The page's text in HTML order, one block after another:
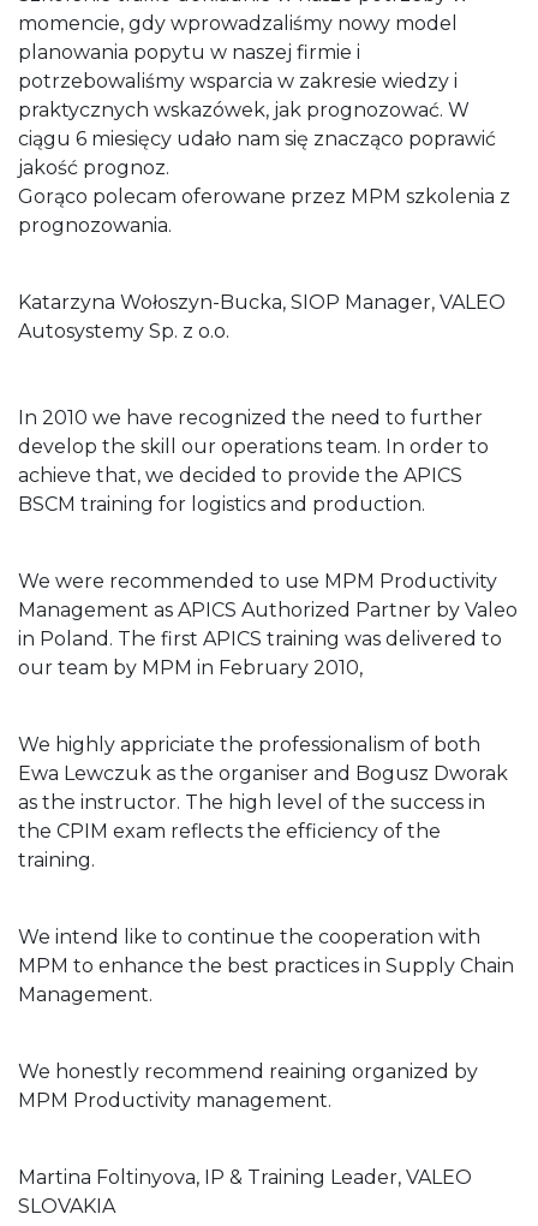
momencie, gdy wprowadzaliśmy nowy model
planowania popytu w naszej firmie i
potrzebowaliśmy wsparcia w zakresie wiedzy i
praktycznych wskazówek, jak prognozować. W
ciągu 6 miesięcy udało nam się znacząco poprawić
jakość prognoz.
Gorąco polecam oferowane przez MPM szkolenia z
prognozowania.
Katarzyna Wołoszyn-Bucka, SIOP Manager, VALEO
Autosystemy Sp. z o.o.
In 2010 we have recognized the need to further
develop the skill our operations team. In order to
achieve that, we decided to provide the APICS
BSCM training for logistics and production.
We were recommended to use MPM Productivity
Management as APICS Authorized Partner by Valeo
in Poland. The first APICS training was delivered to
our team by MPM in February 2010,
We highly appriciate the professionalism of both
Ewa Lewczuk as the organiser and Bogusz Dworak
as the instructor. The high level of the success in
the CPIM exam reflects the efficiency of the
training.
We intend like to continue the cooperation with
MPM to enhance the best practices in Supply Chain
Management.
We honestly recommend reaining organized by
MPM Productivity management.
Martina Foltinyova, IP & Training Leader, VALEO
SLOVAKIA